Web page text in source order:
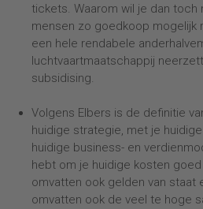
tickets. Waarom wil je dan toch
mensen zo goedkoop mogelijk
een hele rendabele
luchtvaartmaatschappij
subsidising.
Volgens Elbers is de definitie
huidige strategie, met je
huidige business- en
hebt om je huidige kosten
omvatten ook gelden van staat
omvatten ook de veel te hoge